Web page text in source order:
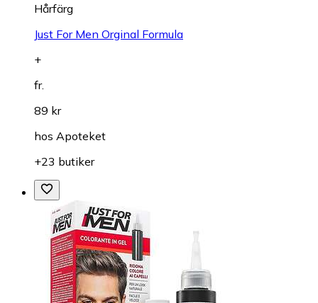
Hårfärg
Just For Men Orginal Formula
+
fr.
89 kr
hos Apoteket
+23 butiker